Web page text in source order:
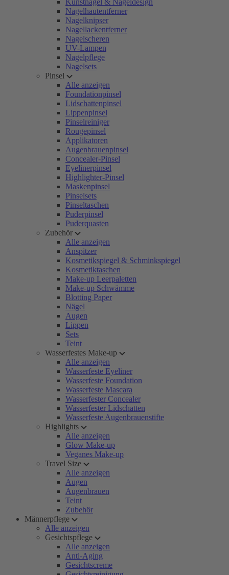
Kunstnägel & Nageldesign
Nagelhautentferner
Nagelknipser
Nagellackentferner
Nagelscheren
UV-Lampen
Nagelpflege
Nagelsets
Pinsel
Alle anzeigen
Foundationpinsel
Lidschattenpinsel
Lippenpinsel
Pinselreiniger
Rougepinsel
Applikatoren
Augenbrauenpinsel
Concealer-Pinsel
Eyelinerpinsel
Highlighter-Pinsel
Maskenpinsel
Pinselsets
Pinseltaschen
Puderpinsel
Puderquasten
Zubehör
Alle anzeigen
Anspitzer
Kosmetikspiegel & Schminkspiegel
Kosmetiktaschen
Make-up Leerpaletten
Make-up Schwämme
Blotting Paper
Nägel
Augen
Lippen
Sets
Teint
Wasserfestes Make-up
Alle anzeigen
Wasserfeste Eyeliner
Wasserfeste Foundation
Wasserfeste Mascara
Wasserfester Concealer
Wasserfester Lidschatten
Wasserfeste Augenbrauenstifte
Highlights
Alle anzeigen
Glow Make-up
Veganes Make-up
Travel Size
Alle anzeigen
Augen
Augenbrauen
Teint
Zubehör
Männerpflege
Alle anzeigen
Gesichtspflege
Alle anzeigen
Anti-Aging
Gesichtscreme